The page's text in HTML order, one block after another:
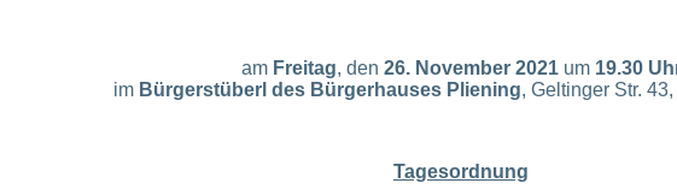
am Freitag, den 26. November 2021um 19.30
im Bürgerstüberl des Bürgerhauses Pliening, Geltinger Str.
Tagesordnung